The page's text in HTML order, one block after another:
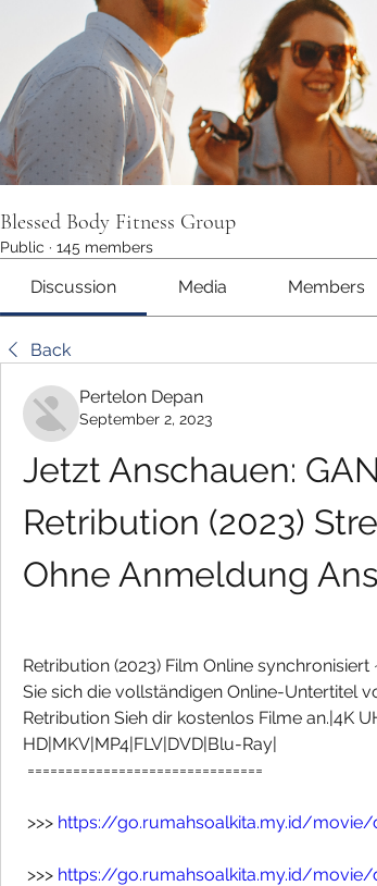
Blessed Body Fitness Group
Public · 145 members
Discussion Media Members
Back
Pertelon Depan
September 2, 2023
Jetzt Anschauen:
Retribution (2023)
Ohne Anmeldung
Retribution (2023) Film Online
Sie sich die vollständigen Online-Untertitel
Retribution Sieh dir kostenlos Filme an.|4K
HD|MKV|MP4|FLV|DVD|Blu-Ray|
===============================
>>> https://go.rumahsoalkita.my.id/movie/
>>> https://go.rumahsoalkita.my.id/movie/